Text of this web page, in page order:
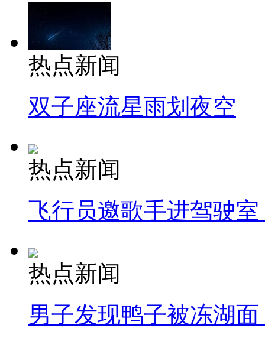
热点新闻
双子座流星雨划夜空
热点新闻
飞行员邀歌手进驾驶
热点新闻
男子发现鸭子被冻湖